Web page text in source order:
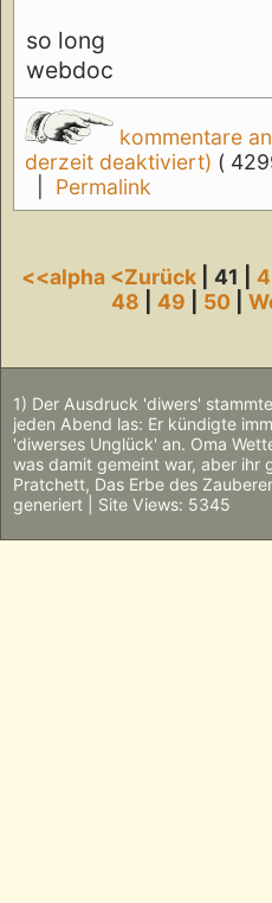
so long
webdoc
kommentare
derzeit deaktiviert) (
Permalink
<<alpha <Zurück | 41 |
48 |49 50 |
1) Der Ausdruck 'diwers'
jeden Abend las: Er kündigte
'diwerses Unglück' an. Oma
was damit gemeint war, aber ihr
Pratchett, Das Erbe des
generiert | Site Views: 5345